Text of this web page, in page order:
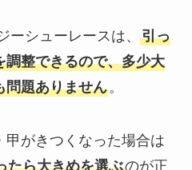
ーシューレースは、 引っ
調整できるので、多少大
問題ありません。
がきつくなった場合は
たら大きめを選ぶのが正